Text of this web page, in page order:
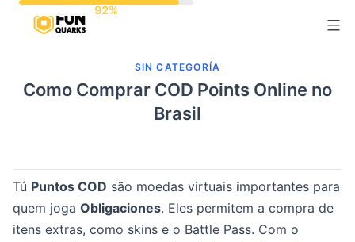
SIN CATEGORÍA
Como Comprar COD Points Online no
Brasil
Tú Puntos COD são moedas virtuais importantes para
quem joga Obligaciones. Eles permitem a compra de
itens extras, como skins e o Battle Pass. Com o